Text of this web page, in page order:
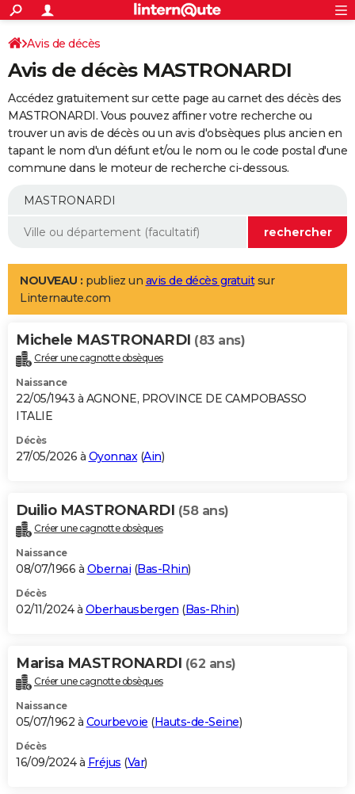
ACTUALITÉS
Politique
Société
Faits Divers
Education
Monde
Villes
+
SPORT
Coupe du monde 2026
Football
Tennis
Cyclisme
Rugby
Forum
Programme TV
TNT
Streaming
Cinéma
Sorties cinéma
Musique
+
FINANCE
Retraite
Epargne
Immobilier
Risques naturels par ville
Assurance
AUTO
Essais
Réserver un essai
Citadines
Berlines
SUV
Forum auto
+
Mobiles
Meilleur smartphone
Internet
Ordinateurs
Jeux vidéo
Guide high-tech
Aménagement intérieur
LIFESTYLE
Art de vivre
Bien-être
Loisirs
Mode
Modes de vie
Alimentation
Guide de la santé
Maladies
Médicaments
Sommeil
VOYAGE
Destinations
City break
Voyage nature
Voyage de noces
Forum
Climat
+PHOTO
GUIDES D'ACHAT
BONS PLANS
DICTIONNAIRE
Dictionnaire
Biographies
Citations
Expressions
Proverbes
PROGRAMME TV
COPAINS D'AVANT
S'inscrire
Se connecter
Lycées
Collèges
Primaires
Universités
Entreprises
Service militaire
Avis de recherche
AVIS DE DÉCÈS
Bricolage
Lifestyle
Culture
Sport
Auto
Television
Voyage
Cinema
Avis de décès
Avis de décès MASTRONARDI
Accédez gratuitement sur cette page au carnet des décès des
MASTRONARDI. Vous pouvez affiner votre recherche ou
trouver un avis de décès ou un avis d'obsèques plus ancien en
tapant le nom d'un défunt et/ou le nom ou le code postal d'une
commune dans le moteur de recherche ci-dessous.
NOUVEAU : publiez un avis de décès gratuitsur
Linternaute.com
Michele MASTRONARDI (83 ans)
Créer une cagnotte obsèques
Naissance
22/05/1943 à AGNONE, PROVINCE DE CAMPOBASSO
ITALIE
Décès
27/05/2026 à Oyonnax(Ain)
Duilio MASTRONARDI (58 ans)
Créer une cagnotte obsèques
Naissance
08/07/1966 à Obernai (Bas-Rhin)
Décès
02/11/2024 à Oberhausbergen (Bas-Rhin)
Marisa MASTRONARDI (62 ans)
Créer une cagnotte obsèques
Naissance
05/07/1962 à Courbevoie (Hauts-de-Seine)
Décès
16/09/2024 à Fréjus (Var)